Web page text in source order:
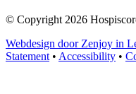
© Copyright 2026
Webdesign door Zenjoy in
Statement • Accessibility •